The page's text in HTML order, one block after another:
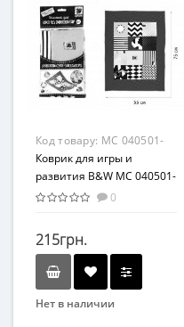
От 1 года
Возрастная группа
От 3 мес
Материал
Пенополиэтилен
Код товару: МС 040501-
01
Коврик для игры и
развития B&W МС 040501-
01
0
215грн.
Нет в наличии